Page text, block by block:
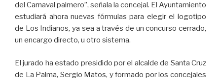
del Carnaval palmero”, señala la concejal. El Ayuntamiento
estudiará ahora nuevas fórmulas para elegir el logotipo
de Los Indianos, ya sea a través de un concurso cerrado,
un encargo directo, u otro sistema.
El jurado ha estado presidido por el alcalde de Santa Cruz
de La Palma, Sergio Matos, y formado por los concejales